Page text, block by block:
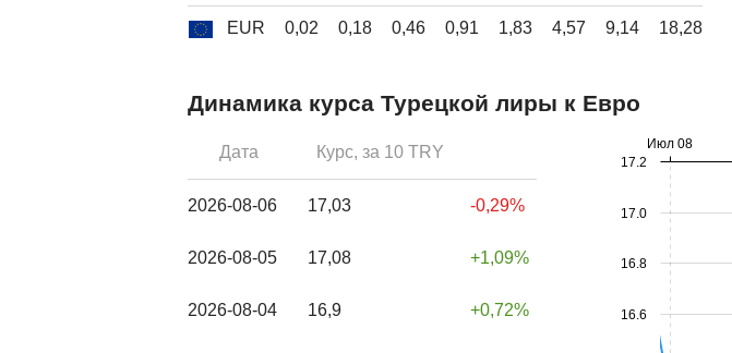
EUR 0,02 0,18 0,46 0,91 1,83 4,57 9,14 18,28
Динамика курса Турецкой лиры к Евро
Дата Курс, за 10 TRY
2026-08-06 17,03 -0,29%
2026-08-05 17,08 1,09%
2026-08-04 16,9 0,72%
Июл 08
16.6
16.8
17.0
17.2